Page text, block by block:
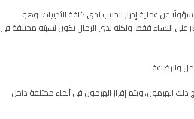
عن عملية إدرار الحليب لدى كافة الثدييات، وهو
على النساء فقط، ولكنه لدى الرجال تكون نسبته مختلفة في
والرضاعة.
الهرمون، ويتم إفراز الهرمون في أنحاء مختلفة داخل